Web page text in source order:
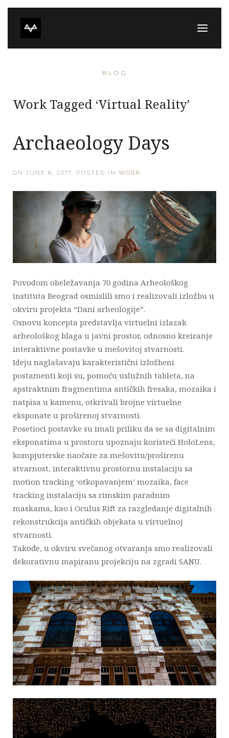
BLOG
Work Tagged ‘Virtual Reality’
Archaeology Days
ON JUNE 8, 2017. POSTED IN WORK
Povodom obeležavanja 70 godina Arheološkog
instituta Beograd osmislili smo i realizovali izložbu u
okviru projekta “Dani arheologije”.
Osnovu koncepta predstavlja virtuelni izlazak
arheološkog blaga u javni prostor, odnosno kreiranje
interaktivne postavke u mešovitoj stvarnosti.
Ideju naglašavaju karakteristični izložbeni
postamenti koji su, pomoću uslužnih tableta, na
apstraktnim fragmentima antičkih fresaka, mozaika i
natpisa u kamenu, otkrivali brojne virtuelne
eksponate u proširenoj stvarnosti.
Posetioci postavke su imali priliku da se sa digitalnim
eksponatima u prostoru upoznaju koristeći HoloLens,
kompjuterske naočare za mešovitu/proširenu
stvarnost, interaktivnu prostornu instalaciju sa
motion tracking ‘otkopavanjem’ mozaika, face
tracking instalaciju sa rimskim paradnim
maskama, kao i Oculus Rift za razgledanje digitalnih
rekonstrukcija antičkih objekata u virtuelnoj
stvarnosti.
Takođe, u okviru svečanog otvaranja smo realizovali
dekorativnu mapiranu projekciju na zgradi SANU.